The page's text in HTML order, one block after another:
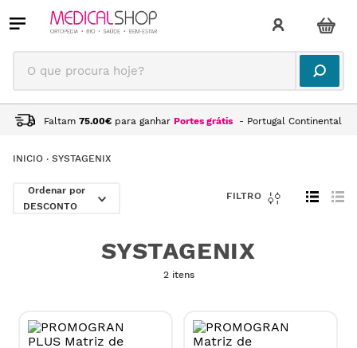
O que procura hoje?
Faltam 75.00€ para ganhar Portes grátis - Portugal Continental
SYSTAGENIX
DESCONTO
SYSTAGENIX
2 itens